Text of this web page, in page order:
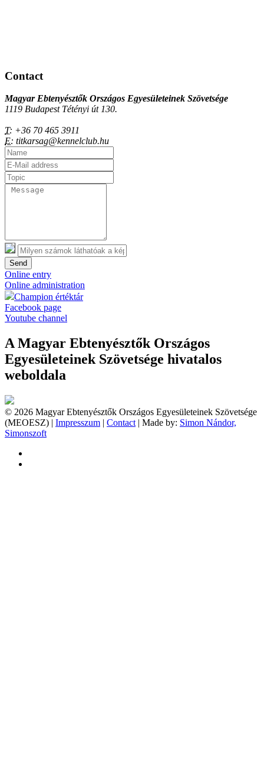
Contact
Magyar Ebtenyésztők Országos Egyesületeinek Szövetsége
1119 Budapest Tétényi út 130.
T: +36 70 465 3911
E: titkarsag@kennelclub.hu
Send
Online entry
Online administration
Champion értéktár
Facebook page
Youtube channel
A Magyar Ebtenyésztők Országos
Egyesületeinek Szövetsége hivatalos
weboldala
© 2026 Magyar Ebtenyésztők Országos Egyesületeinek Szövetsége
(MEOESZ) | Impresszum | Contact | Made by: Simon Nándor,
Simonszoft